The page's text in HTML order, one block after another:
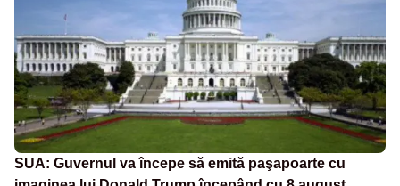
SUA: Guvernul va începe să emită paşapoarte cu